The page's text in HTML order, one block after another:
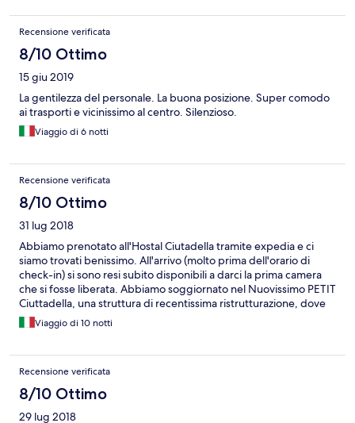
Recensione verificata
8/10 Ottimo
15 giu 2019
La gentilezza del personale. La buona posizione. Super comodo
ai trasporti e vicinissimo al centro. Silenzioso.
Viaggio di 6 notti
Recensione verificata
8/10 Ottimo
31 lug 2018
Abbiamo prenotato all'Hostal Ciutadella tramite expedia e ci
siamo trovati benissimo. All'arrivo (molto prima dell'orario di
check-in) si sono resi subito disponibili a darci la prima camera
che si fosse liberata. Abbiamo soggiornato nel Nuovissimo PETIT
Ciuttadella, una struttura di recentissima ristrutturazione, dove
erano allocate solo poche camere, quindi molto più silenzioso e
tranquillo. Perfetto!!! Ci ritornerei e Lo consiglierei.
Viaggio di 10 notti
Recensione verificata
8/10 Ottimo
29 lug 2018